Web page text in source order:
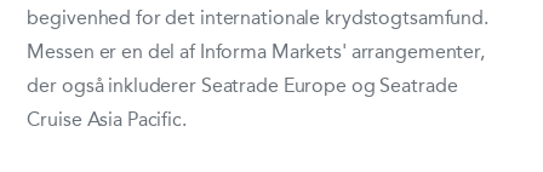
begivenhed for det internationale krydstogtsamfund.
Messen er en del af Informa Markets' arrangementer,
der også inkluderer Seatrade Europe og Seatrade
Cruise Asia Pacific.